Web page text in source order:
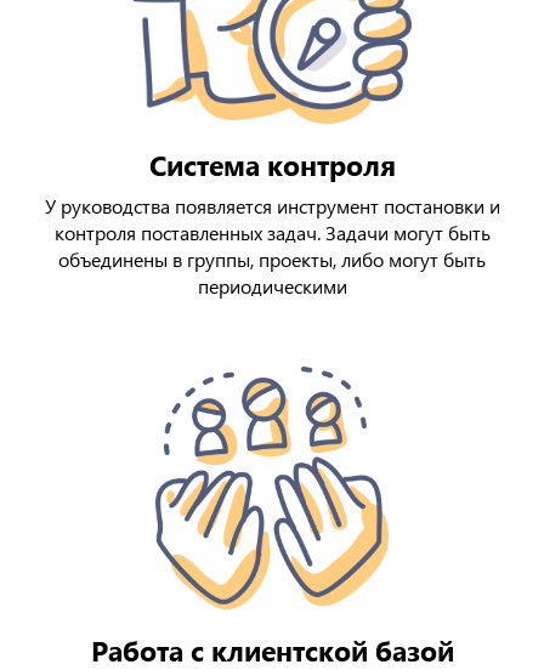
Система контроля
У руководства появляется инструмент постановки и
контроля поставленных задач. Задачи могут быть
объединены в группы, проекты, либо могут быть
периодическими
Работа с клиентской базой